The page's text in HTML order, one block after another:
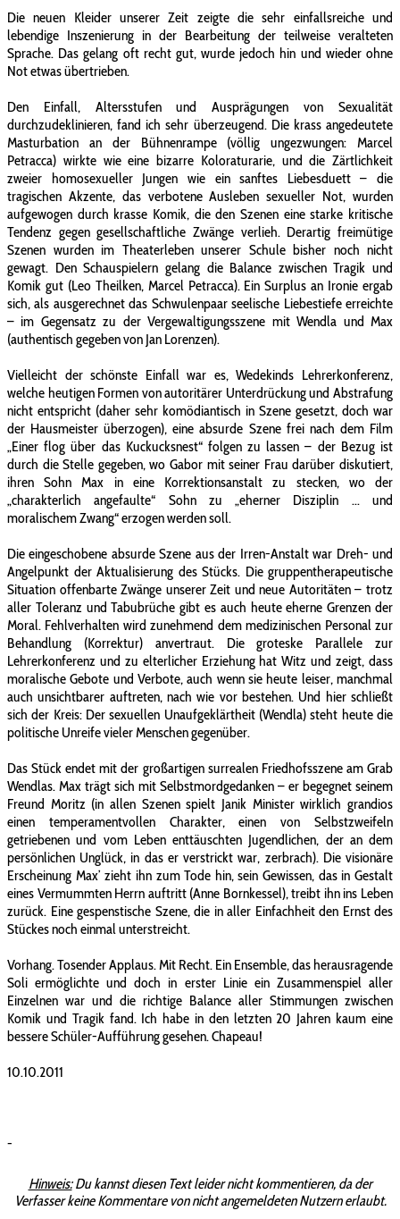
Die neuen Kleider unserer Zeit zeigte die sehr einfallsreiche und
lebendige Inszenierung in der Bearbeitung der teilweise veralteten
Sprache. Das gelang oft recht gut, wurde jedoch hin und wieder ohne
Not etwas übertrieben.
Den Einfall, Altersstufen und Ausprägungen von Sexualität
durchzudeklinieren, fand ich sehr überzeugend. Die krass angedeutete
Masturbation an der Bühnenrampe (völlig ungezwungen: Marcel
Petracca) wirkte wie eine bizarre Koloraturarie, und die Zärtlichkeit
zweier homosexueller Jungen wie ein sanftes Liebesduett – die
tragischen Akzente, das verbotene Ausleben sexueller Not, wurden
aufgewogen durch krasse Komik, die den Szenen eine starke kritische
Tendenz gegen gesellschaftliche Zwänge verlieh. Derartig freimütige
Szenen wurden im Theaterleben unserer Schule bisher noch nicht
gewagt. Den Schauspielern gelang die Balance zwischen Tragik und
Komik gut (Leo Theilken, Marcel Petracca). Ein Surplus an Ironie ergab
sich, als ausgerechnet das Schwulenpaar seelische Liebestiefe erreichte
– im Gegensatz zu der Vergewaltigungsszene mit Wendla und Max
(authentisch gegeben von Jan Lorenzen).
Vielleicht der schönste Einfall war es, Wedekinds Lehrerkonferenz,
welche heutigen Formen von autoritärer Unterdrückung und Abstrafung
nicht entspricht (daher sehr komödiantisch in Szene gesetzt, doch war
der Hausmeister überzogen), eine absurde Szene frei nach dem Film
„Einer flog über das Kuckucksnest“ folgen zu lassen – der Bezug ist
durch die Stelle gegeben, wo Gabor mit seiner Frau darüber diskutiert,
ihren Sohn Max in eine Korrektionsanstalt zu stecken, wo der
„charakterlich angefaulte“ Sohn zu „eherner Disziplin ... und
moralischem Zwang“ erzogen werden soll.
Die eingeschobene absurde Szene aus der Irren-Anstalt war Dreh- und
Angelpunkt der Aktualisierung des Stücks. Die gruppentherapeutische
Situation offenbarte Zwänge unserer Zeit und neue Autoritäten – trotz
aller Toleranz und Tabubrüche gibt es auch heute eherne Grenzen der
Moral. Fehlverhalten wird zunehmend dem medizinischen Personal zur
Behandlung (Korrektur) anvertraut. Die groteske Parallele zur
Lehrerkonferenz und zu elterlicher Erziehung hat Witz und zeigt, dass
moralische Gebote und Verbote, auch wenn sie heute leiser, manchmal
auch unsichtbarer auftreten, nach wie vor bestehen. Und hier schließt
sich der Kreis: Der sexuellen Unaufgeklärtheit (Wendla) steht heute die
politische Unreife vieler Menschen gegenüber.
Das Stück endet mit der großartigen surrealen Friedhofsszene am Grab
Wendlas. Max trägt sich mit Selbstmordgedanken – er begegnet seinem
Freund Moritz (in allen Szenen spielt Janik Minister wirklich grandios
einen temperamentvollen Charakter, einen von Selbstzweifeln
getriebenen und vom Leben enttäuschten Jugendlichen, der an dem
persönlichen Unglück, in das er verstrickt war, zerbrach). Die visionäre
Erscheinung Max’ zieht ihn zum Tode hin, sein Gewissen, das in Gestalt
eines Vermummten Herrn auftritt (Anne Bornkessel), treibt ihn ins Leben
zurück. Eine gespenstische Szene, die in aller Einfachheit den Ernst des
Stückes noch einmal unterstreicht.
Vorhang. Tosender Applaus. Mit Recht. Ein Ensemble, das herausragende
Soli ermöglichte und doch in erster Linie ein Zusammenspiel aller
Einzelnen war und die richtige Balance aller Stimmungen zwischen
Komik und Tragik fand. Ich habe in den letzten 20 Jahren kaum eine
bessere Schüler-Aufführung gesehen. Chapeau!
10.10.2011
-
Hinweis:Du kannst diesen Text leider nicht kommentieren, da der
Verfasser keine Kommentare von nicht angemeldeten Nutzern erlaubt.